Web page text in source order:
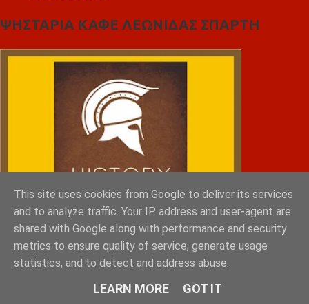
ΨΗΣΤΑΡΙΑ ΚΑΦΕ ΛΕΩΝΙΔΑΣ ΣΠΑΡΤΗ
This site uses cookies from Google to deliver its services
and to analyze traffic. Your IP address and user-agent are
shared with Google along with performance and security
metrics to ensure quality of service, generate usage
statistics, and to detect and address abuse.
LEARN MORE GOT IT